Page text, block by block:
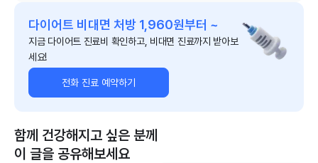
다이어트 비대면 처방 1,960원부터 ~
지금 다이어트 진료비 확인하고, 비대면 진료까지 받아보
세요!
전화 진료 예약하기
함께 건강해지고 싶은 분께
이 글을 공유해보세요